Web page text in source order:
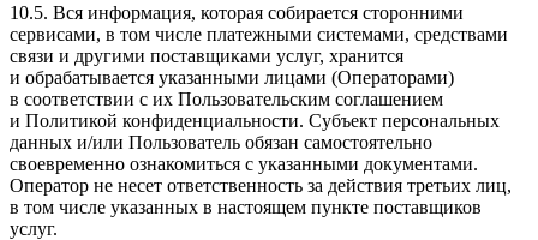
10.5. Вся информация, которая собирается сторонними
сервисами, в том числе платежными системами, средствами
связи и другими поставщиками услуг, хранится
и обрабатывается указанными лицами (Операторами)
в соответствии с их Пользовательским соглашением
и Политикой конфиденциальности. Субъект персональных
данных и/или Пользователь обязан самостоятельно
своевременно ознакомиться с указанными документами.
Оператор не несет ответственность за действия третьих лиц,
в том числе указанных в настоящем пункте поставщиков
услуг.